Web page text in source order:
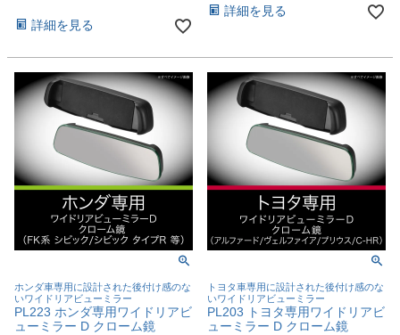
詳細を見る
詳細を見る
ホンダ車専用に設計された後付け感のな
いワイドリアビューミラー
PL223 ホンダ専用ワイドリアビ
ューミラー D クローム鏡
トヨタ車専用に設計された後付け感のな
いワイドリアビューミラー
PL203 トヨタ専用ワイドリアビ
ューミラー D クローム鏡